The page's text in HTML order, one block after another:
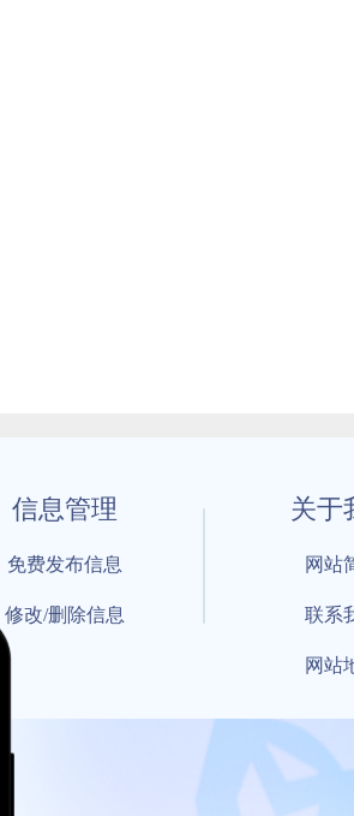
信息管理
免费发布信息
修改/删除信息
关于
网站
联系
网站
© 2021 By 擎天拆
工信部备案号：鲁ICP